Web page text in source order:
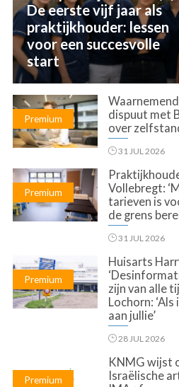
De eerste vijf jaar als
praktijkhouder: lessen
voor een succesvolle
start
Premium
dispuut met
over
31 JUL 2026
Premium
Vollebregt:
tarieven is
de grens
31 JUL 2026
Premium
Huisarts
zijn van alle
Lochorn:
aan jullie’
28 JUL 2026
Premium
KNMG wijst
Israëlische